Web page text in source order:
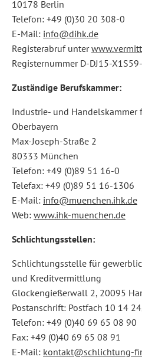
10178 Berlin
Telefon: +49 (0)30 20 308-0
E-Mail: info@dihk.de
Registerabruf unter
Registernummer D-DJ15-
Zuständige Berufskammer:
Industrie- und Handelskammer
Oberbayern
Max-Joseph-Straße 2
80333 München
Telefon: +49 (0)89 51 16-0
Telefax: +49 (0)89 51 16-1306
E-Mail: info@muenchen.ihk.de
Web: www.ihk-muenchen.de
Schlichtungsstellen:
Schlichtungsstelle für
und Kreditvermittlung
Glockengießerwall 2, 20095
Postanschrift: Postfach 10 14
Telefon: +49 (0)40 69 65 08 90
Fax: +49 (0)40 69 65 08 91
E-Mail: kontakt@schlichtung-